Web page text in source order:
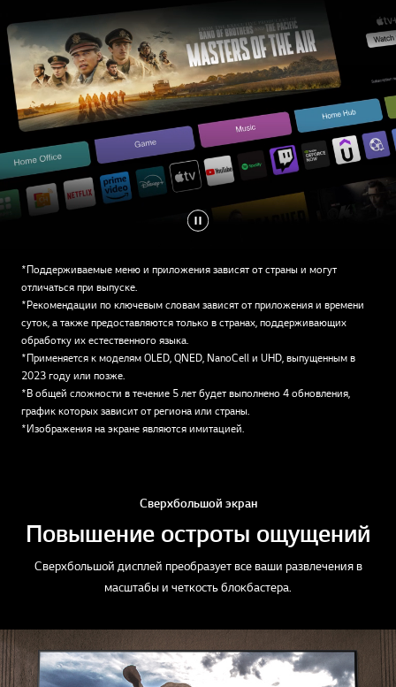
*Поддерживаемые меню и приложения зависят от страны и могут
отличаться при выпуске.
*Рекомендации по ключевым словам зависят от приложения и времени
суток, а также предоставляются только в странах, поддерживающих
обработку их естественного языка.
*Применяется к моделям OLED, QNED, NanoCell и UHD, выпущенным в
2023 году или позже.
*В общей сложности в течение 5 лет будет выполнено 4 обновления,
график которых зависит от региона или страны.
*Изображения на экране являются имитацией.
Сверхбольшой экран
Повышение остроты ощущений
Сверхбольшой дисплей преобразует все ваши развлечения в
масштабы и четкость блокбастера.